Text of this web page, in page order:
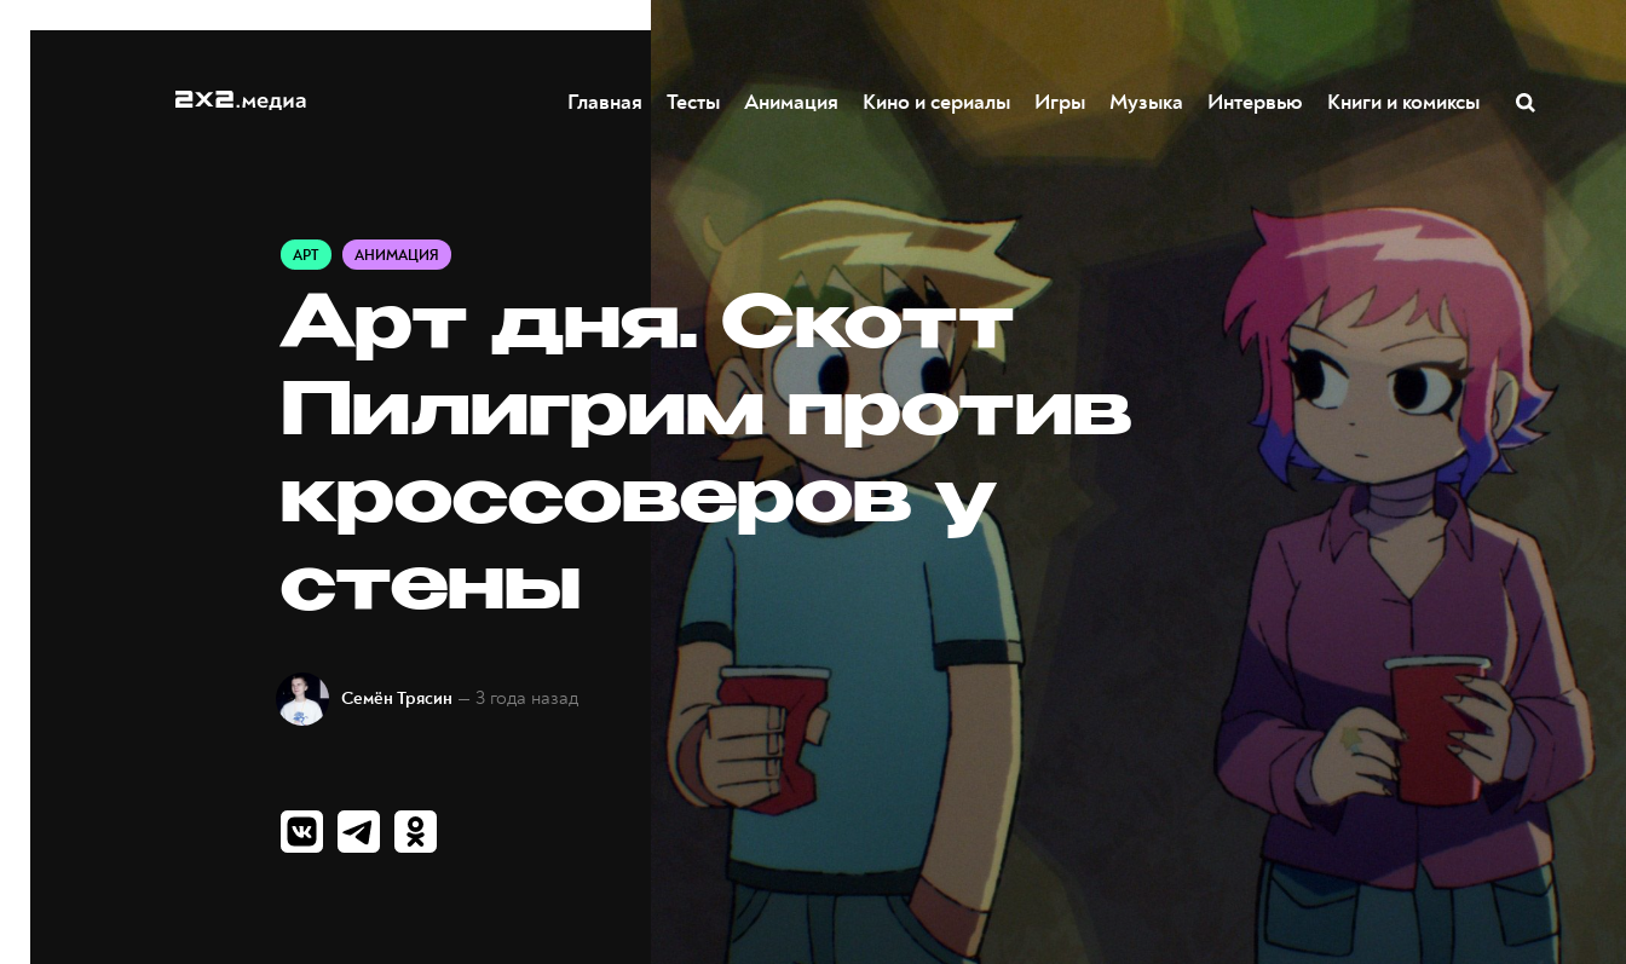
Главная Тесты Анимация Кино и сериалы Игры Музыка Интервью Книги и комиксы
АРТ АНИМАЦИЯ
Арт дня. Скотт
Пилигрим против
кроссоверов у
стены
Семён Трясин — 3 года назад